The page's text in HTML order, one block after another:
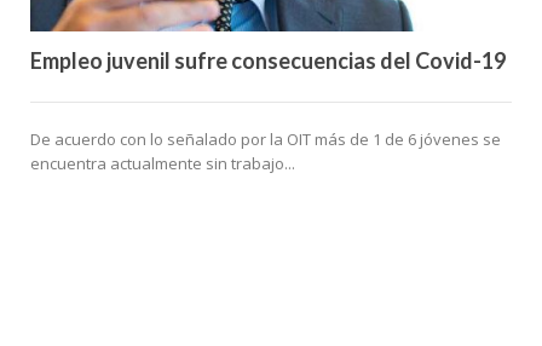
Empleo juvenil sufre consecuencias del Covid-19
De acuerdo con lo señalado por la OIT más de 1 de 6 jóvenes se
encuentra actualmente sin trabajo...